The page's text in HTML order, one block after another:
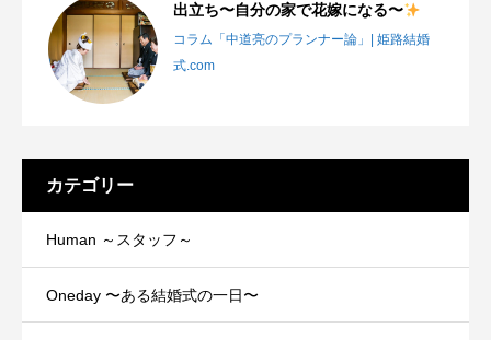
出立ち〜自分の家で花嫁になる〜
コラム「中道亮のプランナー論」| 姫路結婚
式.com
カテゴリー
Human ～スタッフ～
Oneday 〜ある結婚式の一日〜